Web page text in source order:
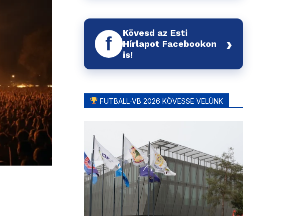
f
Kövesd az Esti
Hírlapot Facebookon
is!
›
FUTBALL-VB 2026 KÖVESSE VELÜNK